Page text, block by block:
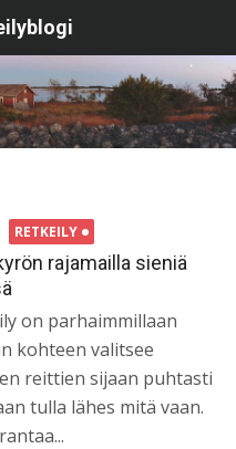
RETKEILY
rajamailla sieniä
on parhaimmillaan
kohteen valitsee
reittien sijaan puhtasti
tulla lähes mitä vaan.